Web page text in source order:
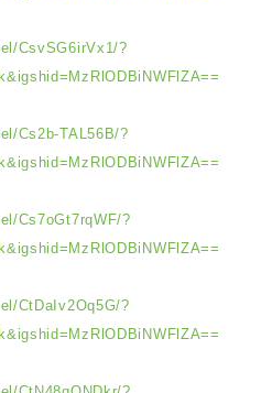
CsvSG6irVx1/?
Cs2b-TAL56B/?
Cs7oGt7rqWF/?
CtDaIv2Oq5G/?